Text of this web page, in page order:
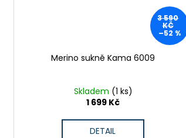
3 590
KČ
–52 %
Merino sukně Kama 6009
Skladem (1 ks)
1 699 Kč
DETAIL